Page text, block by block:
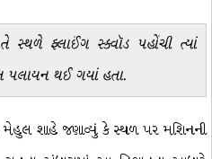
સ્થળે ફ્લાઈંગ સ્ક્વૉડ પહોંચી ત્યાં
પલાયન થઈ ગયાં હતા.
મેહુલ શાહે જણાવ્યું કે સ્થળ પર મશિનની